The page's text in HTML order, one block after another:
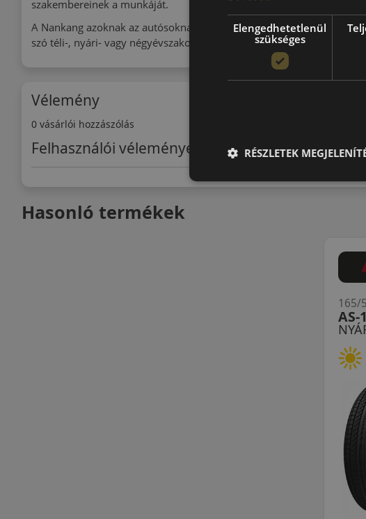
szakembereinek a munkáját.
A Nankang azoknak az autósoknak ideális választás, akik elérhető
szó téli-, nyári- vagy négyévszakos gumiabroncsról.
Vélemény
0 vásárlói hozzászólás
Felhasználói vélemények
Hasonló termékek
AS-1
165/
Elengedhetetlenül
szükséges
RÉSZLETEK